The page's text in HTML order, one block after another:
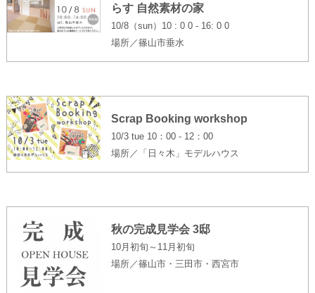
らす 自然素材の家
10/8（sun）10 : 0 0 - 16: 0 0
場所／篠山市垂水
Scrap Booking workshop
10/3 tue 10：00 - 12：00
場所／「日々木」モデルハウス
秋の完成見学会 3邸
10月初旬～11月初旬
場所／篠山市・三田市・西宮市